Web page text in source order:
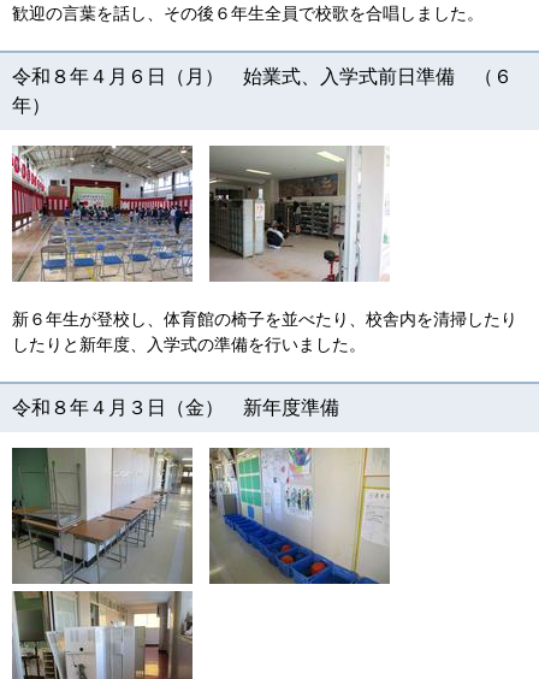
歓迎の言葉を話し、その後６年生全員で校歌を合唱しました。
令和８年４月６日（月） 始業式、入学式前日準備 （６
年）
新６年生が登校し、体育館の椅子を並べたり、校舎内を清掃したり
したりと新年度、入学式の準備を行いました。
令和８年４月３日（金） 新年度準備